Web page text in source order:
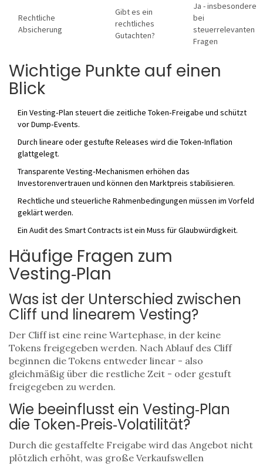
Rechtliche
Absicherung
Gibt es ein
rechtliches
Gutachten?
Ja - insbesondere
bei
steuerrelevanten
Fragen
Wichtige Punkte auf einen
Blick
Ein Vesting‑Plan steuert die zeitliche Token‑Freigabe und schützt
vor Dump‑Events.
Durch lineare oder gestufte Releases wird die Token‑Inflation
glattgelegt.
Transparente Vesting‑Mechanismen erhöhen das
Investorenvertrauen und können den Marktpreis stabilisieren.
Rechtliche und steuerliche Rahmenbedingungen müssen im Vorfeld
geklärt werden.
Ein Audit des Smart Contracts ist ein Muss für Glaubwürdigkeit.
Häufige Fragen zum
Vesting‑Plan
Was ist der Unterschied zwischen
Cliff und linearem Vesting?
Der Cliff ist eine reine Wartephase, in der keine
Tokens freigegeben werden. Nach Ablauf des Cliff
beginnen die Tokens entweder linear - also
gleichmäßig über die restliche Zeit - oder gestuft
freigegeben zu werden.
Wie beeinflusst ein Vesting‑Plan
die Token‑Preis‑Volatilität?
Durch die gestaffelte Freigabe wird das Angebot nicht
plötzlich erhöht, was große Verkaufswellen